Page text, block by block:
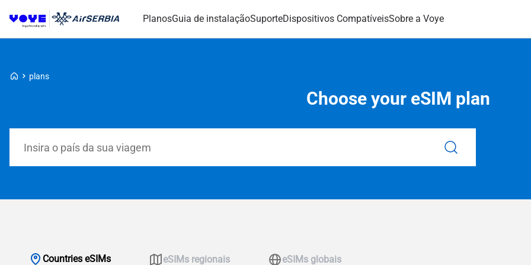
PlanosGuia de instalaçãoSuporteDispositivos CompatíveisSobre a Voye
Voye Homepage
plans
Choose your eSIM plan
Countries eSIMs eSIMs regionais eSIMs globais